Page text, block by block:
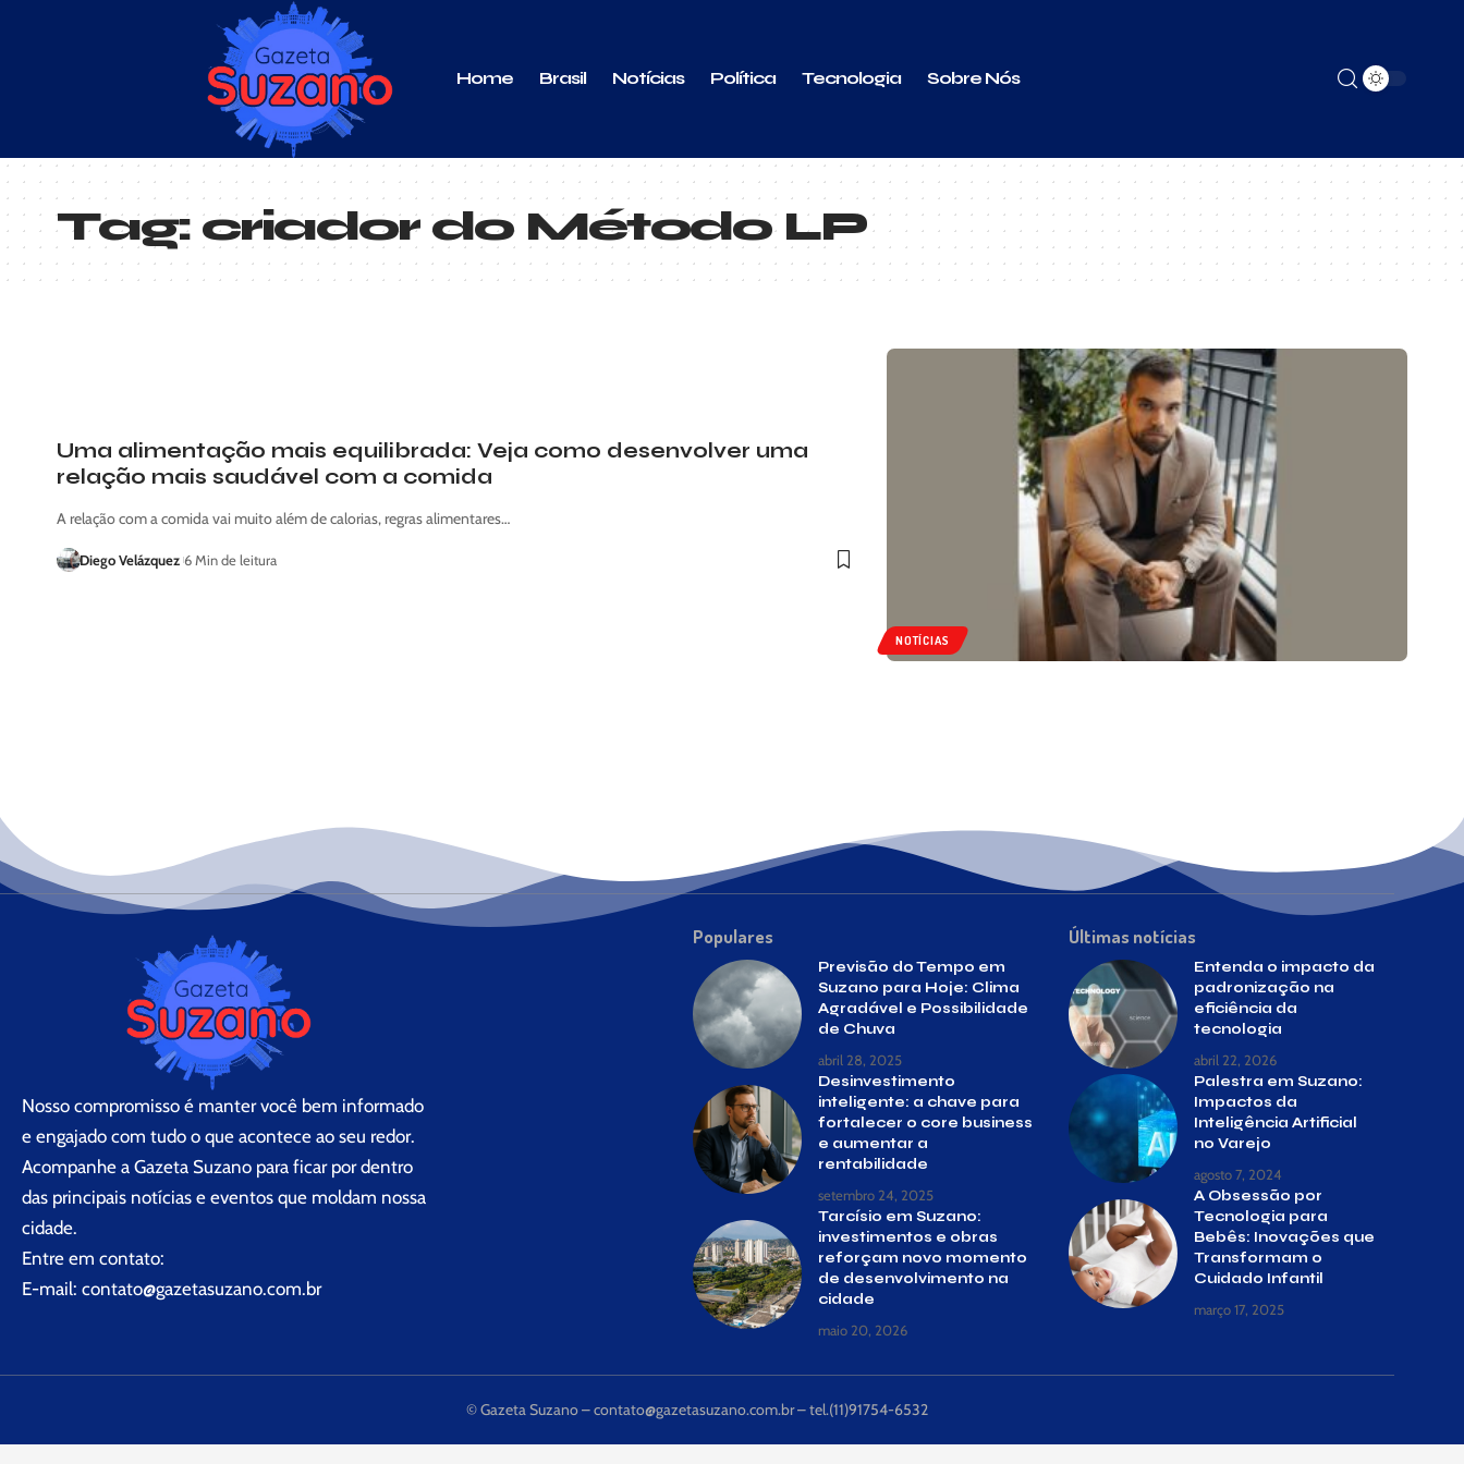
Home Brasil Notícias Política Tecnologia Sobre Nós
Tag: criador do Método LP
NOTÍCIAS
Uma alimentação mais equilibrada: Veja como desenvolver uma
relação mais saudável com a comida
A relação com a comida vai muito além de calorias, regras alimentares…
Diego Velázquez 6 Min de leitura
Nosso compromisso é manter você bem informado
e engajado com tudo o que acontece ao seu redor.
Acompanhe a Gazeta Suzano para ficar por dentro
das principais notícias e eventos que moldam nossa
cidade.
Entre em contato:
E-mail: contato@gazetasuzano.com.br
Populares
Previsão do Tempo em
Suzano para Hoje: Clima
Agradável e Possibilidade
de Chuva
abril 28, 2025
Desinvestimento
inteligente: a chave para
fortalecer o core business
e aumentar a
rentabilidade
setembro 24, 2025
Tarcísio em Suzano:
investimentos e obras
reforçam novo momento
de desenvolvimento na
cidade
maio 20, 2026
Últimas notícias
Entenda o impacto da
padronização na
eficiência da
tecnologia
abril 22, 2026
Palestra em Suzano:
Impactos da
Inteligência Artificial
no Varejo
agosto 7, 2024
A Obsessão por
Tecnologia para
Bebês: Inovações que
Transformam o
Cuidado Infantil
março 17, 2025
© Gazeta Suzano –contato@gazetasuzano.com.br– tel.(11)91754-6532